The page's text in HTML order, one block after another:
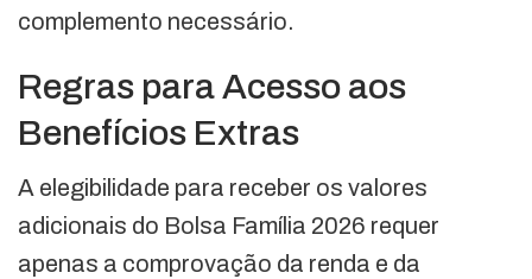
complemento necessário.
Regras para Acesso aos
Benefícios Extras
A elegibilidade para receber os valores
adicionais do Bolsa Família 2026 requer
apenas a comprovação da renda e da